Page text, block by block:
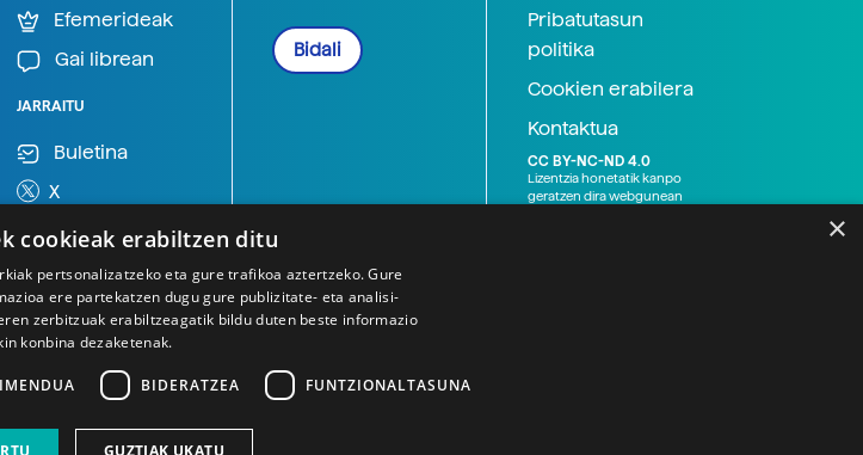
Efemerideak
Gai librean
JARRAITU
Buletina
X
BlueSky
Mastodon
Telegram
Bidali
Pribatutasun
politika
Cookien erabilera
Kontaktua
CC BY-NC-ND 4.0
Lizentzia honetatik kanpo
geratzen dira webgunean
×
cookieak erabiltzen ditu
pertsonalizatzeko eta gure trafikoa aztertzeko. Gure
ere partekatzen dugu gure publizitate- eta analisi-
zerbitzuak erabiltzeagatik bildu duten beste informazio
konbina dezaketenak.
BIDERATZEA FUNTZIONALTASUNA
GUZTIAK UKATU